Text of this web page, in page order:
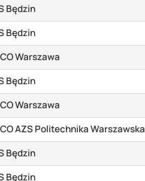
Będzin
Będzin
Warszawa
Będzin
Warszawa
AZS Politechnika Warszawska
Będzin
Będzin